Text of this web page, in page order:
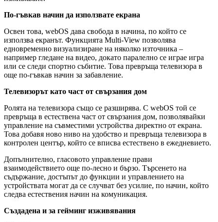
По-гъвкав начин да използвате екрана
Освен това, webOS дава свобода в начина, по който се
използва екранът. Функцията Multi-View позволява
едновременно визуализиране на няколко източника –
например гледане на видео, докато паралелно се играе игра
или се следи спортно събитие. Това превръща телевизора в
още по-гъвкав начин за забавление.
Телевизорът като част от свързания дом
Ролята на телевизора също се разширява. С webOS той се
превръща в естествена част от свързания дом, позволявайки
управление на съвместими устройства директно от екрана.
Това добавя ново ниво на удобство и превръща телевизора в
контролен център, който се вписва естествено в ежедневието.
Допълнително, гласовото управление прави
взаимодействието още по-лесно и бързо. Търсенето на
съдържание, достъпът до функции и управлението на
устройствата могат да се случват без усилие, по начин, който
следва естествения начин на комуникация.
Създадена и за гейминг изживявания